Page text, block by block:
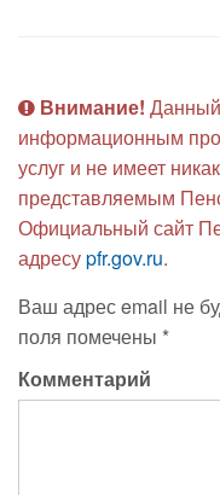
Внимание!
информационным
услуг и не имеет
представляемым
Официальный сайт
адресуpfr.gov.ru.
Ваш адрес email не
поля помечены *
Комментарий